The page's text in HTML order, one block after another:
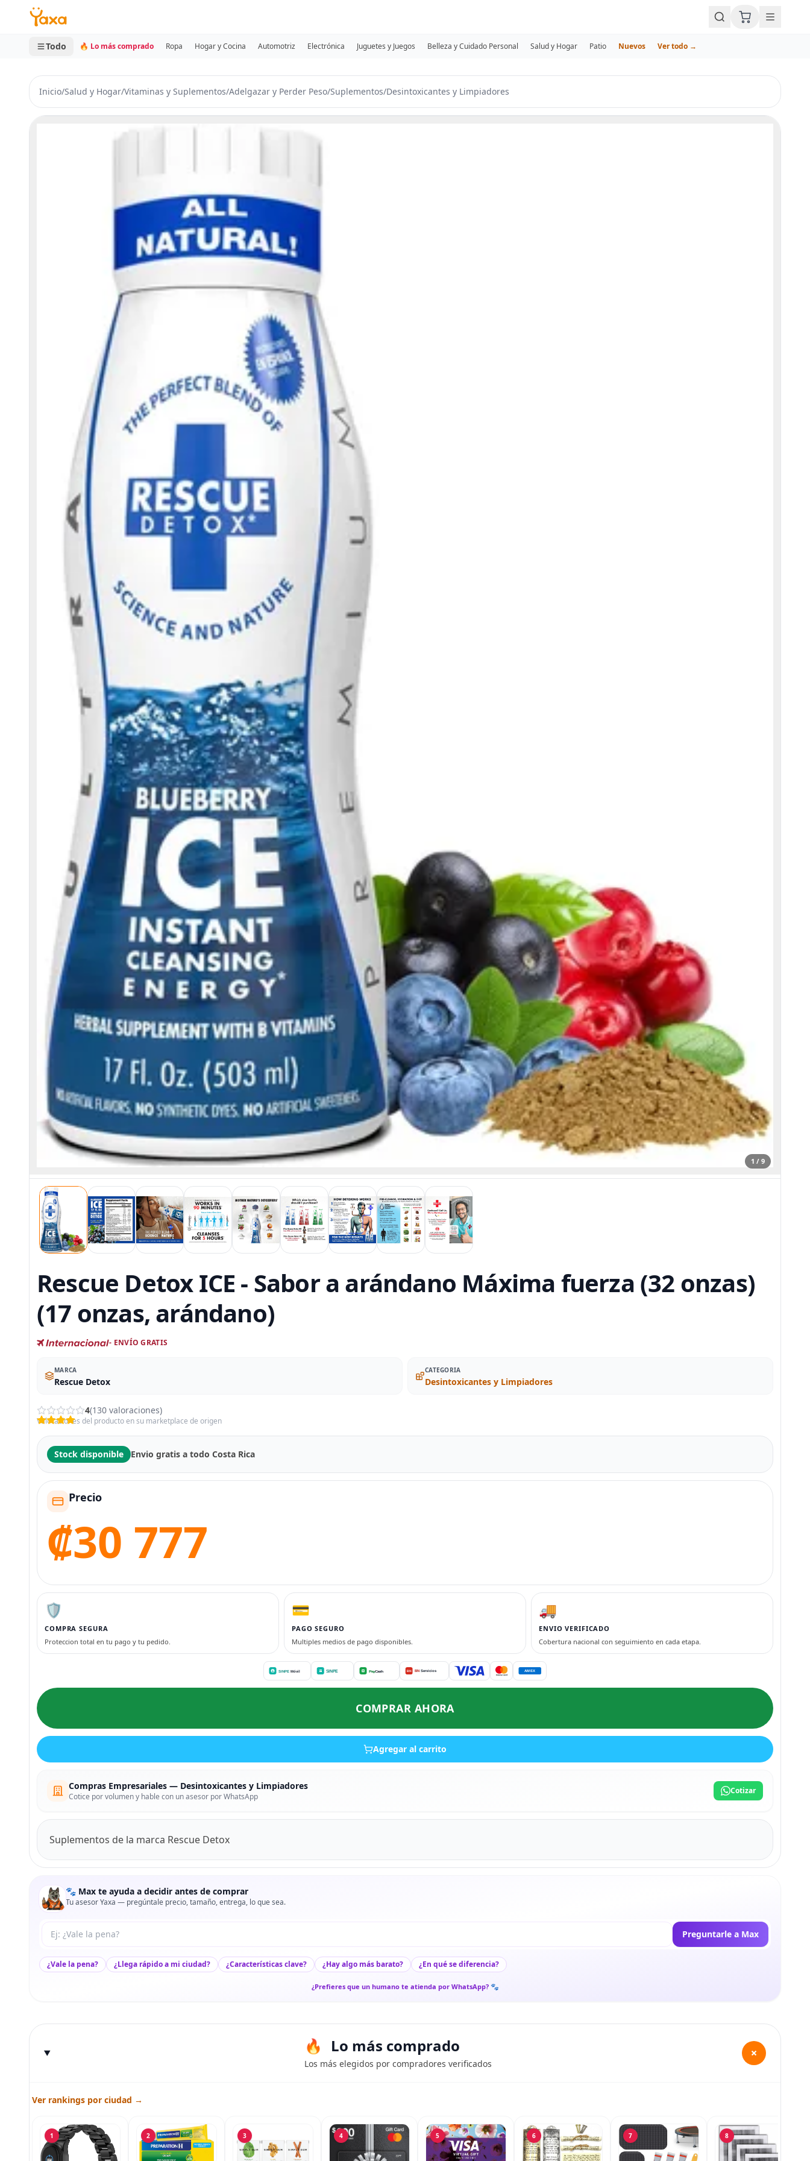
MINI CARRITO
0 productos
Todo 🔥 Lo más comprado Ropa Hogar y Cocina Automotriz Electrónica Juguetes y Juegos Belleza y Cuidado Personal Salud y Hogar Patio Nuevos Ver todo →
Inicio/Salud y Hogar/Vitaminas y Suplementos/Adelgazar y Perder Peso/Suplementos/Desintoxicantes y Limpiadores
1 / 9
Rescue Detox ICE - Sabor a arándano Máxima fuerza (32 onzas)
(17 onzas, arándano)
- ENVÍO GRATIS
MARCA
Rescue Detox
CATEGORIA
Desintoxicantes y Limpiadores
4(130 valoraciones)
Valoraciones del producto en su marketplace de origen
Stock disponible Envio gratis a todo Costa Rica
Precio
₡30 777
🛡️
COMPRA SEGURA
Proteccion total en tu pago y tu pedido.
💳
PAGO SEGURO
Multiples medios de pago disponibles.
🚚
ENVIO VERIFICADO
Cobertura nacional con seguimiento en cada etapa.
COMPRAR AHORA
Agregar al carrito
Compras Empresariales — Desintoxicantes y Limpiadores
Cotice por volumen y hable con un asesor por WhatsApp
Cotizar
Suplementos de la marca Rescue Detox
🐾 Max te ayuda a decidir antes de comprar
Tu asesor Yaxa — pregúntale precio, tamaño, entrega, lo que sea.
Tu pregunta a Max Preguntarle a Max
¿Vale la pena? ¿Llega rápido a mi ciudad? ¿Características clave? ¿Hay algo más barato? ¿En qué se diferencia?
¿Prefieres que un humano te atienda por WhatsApp? 🐾
Lo más comprado
Los más elegidos por compradores verificados
+
Ver rankings por ciudad →
1 2 3 4 5 6 7 8